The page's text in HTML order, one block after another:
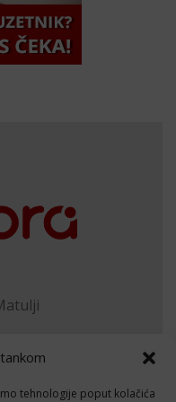
tehnologije poput kolačića